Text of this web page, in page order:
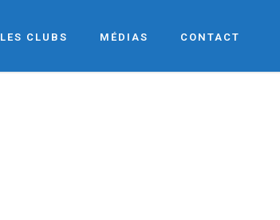
LES CLUBS MÉDIAS CONTACT